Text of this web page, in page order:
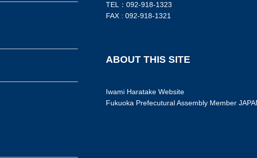
TEL：092-918-1323
FAX : 092-918-1321
ABOUT THIS SITE
Iwami Haratake Website
Fukuoka Prefecutural Assembly Member